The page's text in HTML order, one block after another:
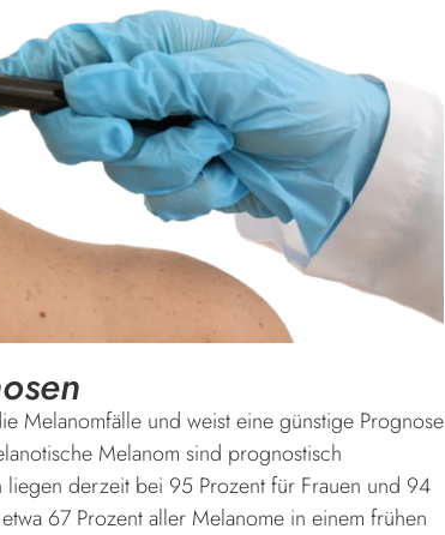
Melanomfälle und weist eine günstige Prognose
Melanom sind prognostisch
liegen derzeit bei 95 Prozent für Frauen und 94
67 Prozent aller Melanome in einem frühen